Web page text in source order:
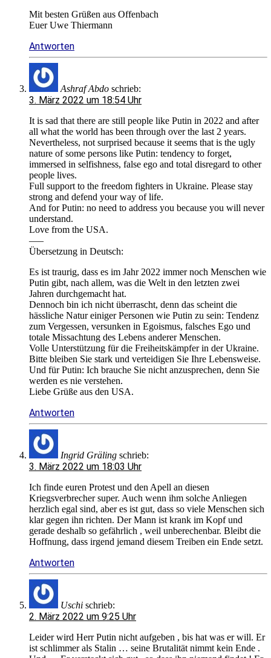
Mit besten Grüßen aus Offenbach
Euer Uwe Thiermann
Antworten
Ashraf Abdo schrieb:
3. März 2022 um 18:54 Uhr
It is sad that there are still people like Putin in 2022 and after
all what the world has been through over the last 2 years.
Nevertheless, not surprised because it seems that is the ugly
nature of some persons like Putin: tendency to forget,
immersed in selfishness, false ego and total disregard to other
people lives.
Full support to the freedom fighters in Ukraine. Please stay
strong and defend your way of life.
And for Putin: no need to address you because you will never
understand.
Love from the USA.
—–
Übersetzung in Deutsch:
Es ist traurig, dass es im Jahr 2022 immer noch Menschen wie
Putin gibt, nach allem, was die Welt in den letzten zwei
Jahren durchgemacht hat.
Dennoch bin ich nicht überrascht, denn das scheint die
hässliche Natur einiger Personen wie Putin zu sein: Tendenz
zum Vergessen, versunken in Egoismus, falsches Ego und
totale Missachtung des Lebens anderer Menschen.
Volle Unterstützung für die Freiheitskämpfer in der Ukraine.
Bitte bleiben Sie stark und verteidigen Sie Ihre Lebensweise.
Und für Putin: Ich brauche Sie nicht anzusprechen, denn Sie
werden es nie verstehen.
Liebe Grüße aus den USA.
Antworten
Ingrid Gräling schrieb:
3. März 2022 um 18:03 Uhr
Ich finde euren Protest und den Apell an diesen
Kriegsverbrecher super. Auch wenn ihm solche Anliegen
herzlich egal sind, aber es ist gut, dass so viele Menschen sich
klar gegen ihn richten. Der Mann ist krank im Kopf und
gerade deshalb so gefährlich , weil unberechenbar. Bleibt die
Hoffnung, dass irgend jemand diesem Treiben ein Ende setzt.
Antworten
Uschi schrieb:
2. März 2022 um 9:25 Uhr
Leider wird Herr Putin nicht aufgeben , bis hat was er will. Er
ist schlimmer als Stalin … seine Brutalität nimmt kein Ende .